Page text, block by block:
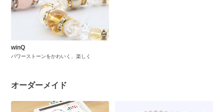
winQ
パワーストーンをかわいく、楽しく
オーダーメイド